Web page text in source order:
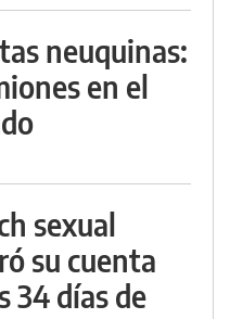
neuquinas:
en el
sexual
su cuenta
34 días de